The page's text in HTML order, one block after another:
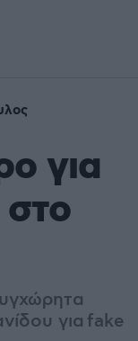
για
για fake